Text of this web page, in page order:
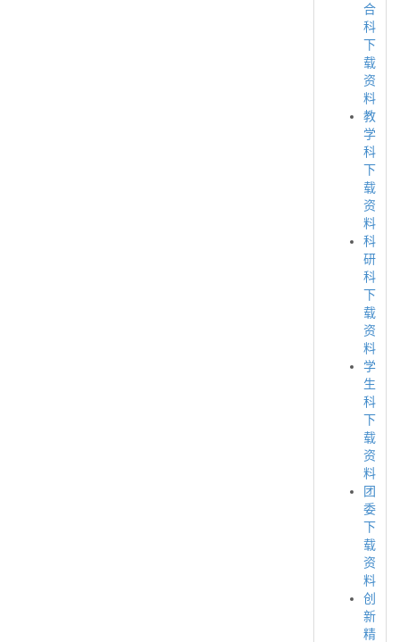
合
科
下
载
资
料
教
学
科
下
载
资
料
科
研
科
下
载
资
料
学
生
科
下
载
资
料
团
委
下
载
资
料
创
新
精